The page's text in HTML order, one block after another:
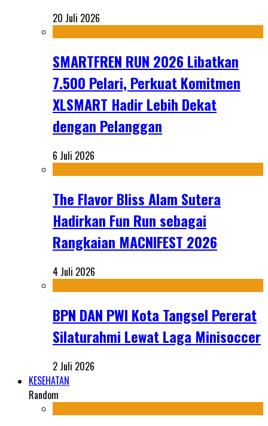
20 Juli 2026
SMARTFREN RUN 2026 Libatkan
7.500 Pelari, Perkuat Komitmen
XLSMART Hadir Lebih Dekat
dengan Pelanggan
6 Juli 2026
The Flavor Bliss Alam Sutera
Hadirkan Fun Run sebagai
Rangkaian MACNIFEST 2026
4 Juli 2026
BPN DAN PWI Kota Tangsel Pererat
Silaturahmi Lewat Laga Minisoccer
2 Juli 2026
KESEHATAN
Random